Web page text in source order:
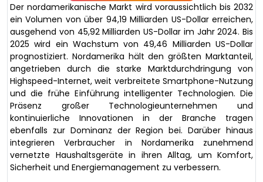
Der nordamerikanische Markt wird voraussichtlich bis 2032
ein Volumen von über 94,19 Milliarden US-Dollar erreichen,
ausgehend von 45,92 Milliarden US-Dollar im Jahr 2024. Bis
2025 wird ein Wachstum von 49,46 Milliarden US-Dollar
prognostiziert. Nordamerika hält den größten Marktanteil,
angetrieben durch die starke Marktdurchdringung von
Highspeed-Internet, weit verbreitete Smartphone-Nutzung
und die frühe Einführung intelligenter Technologien. Die
Präsenz großer Technologieunternehmen und
kontinuierliche Innovationen in der Branche tragen
ebenfalls zur Dominanz der Region bei. Darüber hinaus
integrieren Verbraucher in Nordamerika zunehmend
vernetzte Haushaltsgeräte in ihren Alltag, um Komfort,
Sicherheit und Energiemanagement zu verbessern.